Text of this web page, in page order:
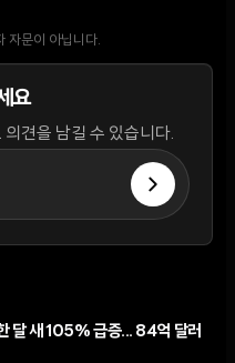
자문이 아닙니다.
요
견을 남길 수 있습니다.
달 새 105% 급증... 84억 달러